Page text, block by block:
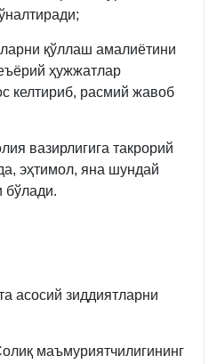
қўллаш амалиётини
ҳужжатлар
келтириб, расмий жавоб
вазирлигига такрорий
эҳтимол, яна шундай
бўлади.
асосий зиддиятларни
маъмуриятчилигининг